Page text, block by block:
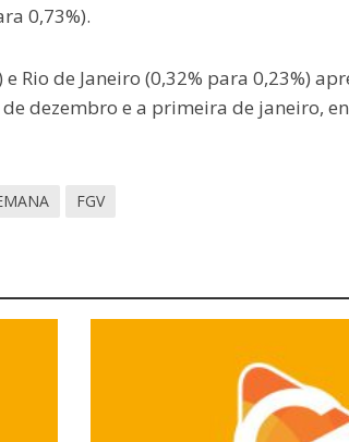
0,73%).
Rio de Janeiro (0,32% para 0,23%)
dezembro e a primeira de janeiro,
FGV